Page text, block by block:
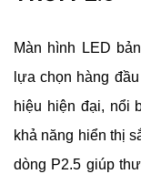
Hỗ
Liên
hệ
Màn hình LED
lựa chọn hàng
hiệu hiện đại, nổi
khả năng hiển thị
dòng P2.5 giúp